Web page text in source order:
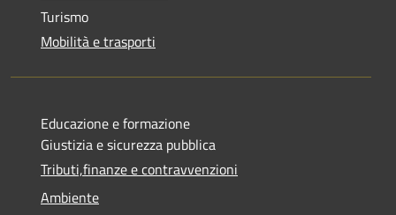
Turismo
Mobilità e trasporti
Educazione e formazione
Giustizia e sicurezza pubblica
Tributi,finanze e contravvenzioni
Ambiente